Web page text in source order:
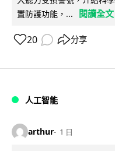
置防護功能，...
閱讀全文
20 分享
人工智能
arthur 1 日